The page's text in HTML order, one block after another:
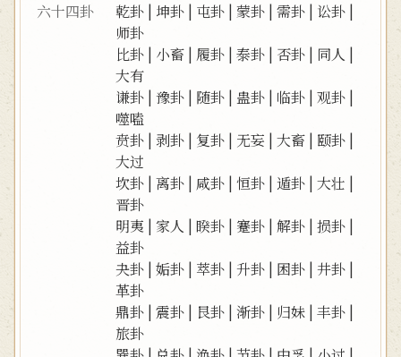
六十四卦
乾卦 | 坤卦 | 屯卦 |蒙卦 |需卦 | 讼卦 |
师卦
比卦 | 小畜 | 履卦 |泰卦 | 否卦 | 同人 |
大有
谦卦 |豫卦 | 随卦 | 蛊卦 | 临卦 |观卦 |
噬嗑
贲卦 | 剥卦 | 复卦 | 无妄 |大畜 | 颐卦 |
大过
坎卦 |离卦 | 咸卦 |恒卦 |遁卦 |大壮 |
晋卦
明夷 |家人 |睽卦 | 蹇卦 |解卦 |损卦 |
益卦
夬卦 |姤卦 | 萃卦 |升卦 | 困卦 |井卦 |
革卦
鼎卦 |震卦 | 艮卦 |渐卦 | 归妹 |丰卦 |
旅卦